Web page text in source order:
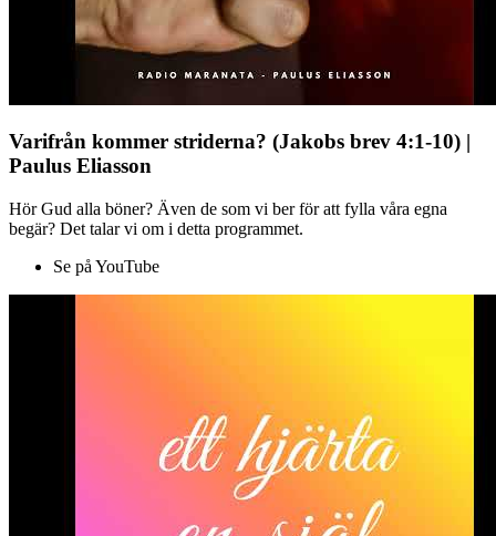
Varifrån kommer striderna? (Jakobs brev 4:1-10) |
Paulus Eliasson
Hör Gud alla böner? Även de som vi ber för att fylla våra egna
begär? Det talar vi om i detta programmet.
Se på YouTube